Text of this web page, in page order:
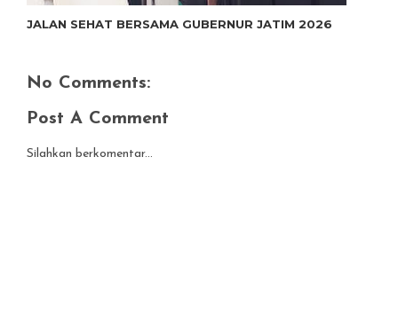
JALAN SEHAT BERSAMA GUBERNUR JATIM 2026
No Comments:
Post A Comment
Silahkan berkomentar...